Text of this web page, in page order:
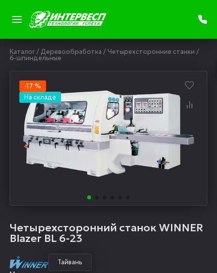
Каталог/ Деревообработка / Четырехсторонние станки /
6-шпиндельные
-17 %
На складе
Четырехсторонний станок WINNER
Blazer BL 6-23
Тайвань